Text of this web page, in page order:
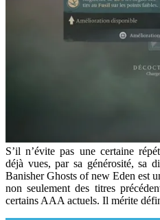
S’il n’évite pas une certaine
déjà vues, par sa générosité, sa
Banisher Ghosts of new Eden est
non seulement des titres
certains AAA actuels. Il mérite